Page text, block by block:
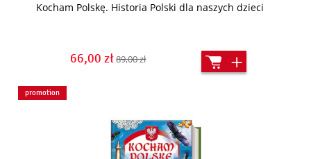
Kocham Polskę. Historia Polski dla naszych dzieci
66,00 zł89,00 zł
promotion